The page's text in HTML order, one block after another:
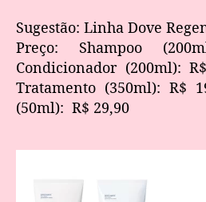
Sugestão: Linha Dove
Preço: Shampoo
Condicionador (200ml):
Tratamento (350ml): R$
(50ml): R$ 29,90